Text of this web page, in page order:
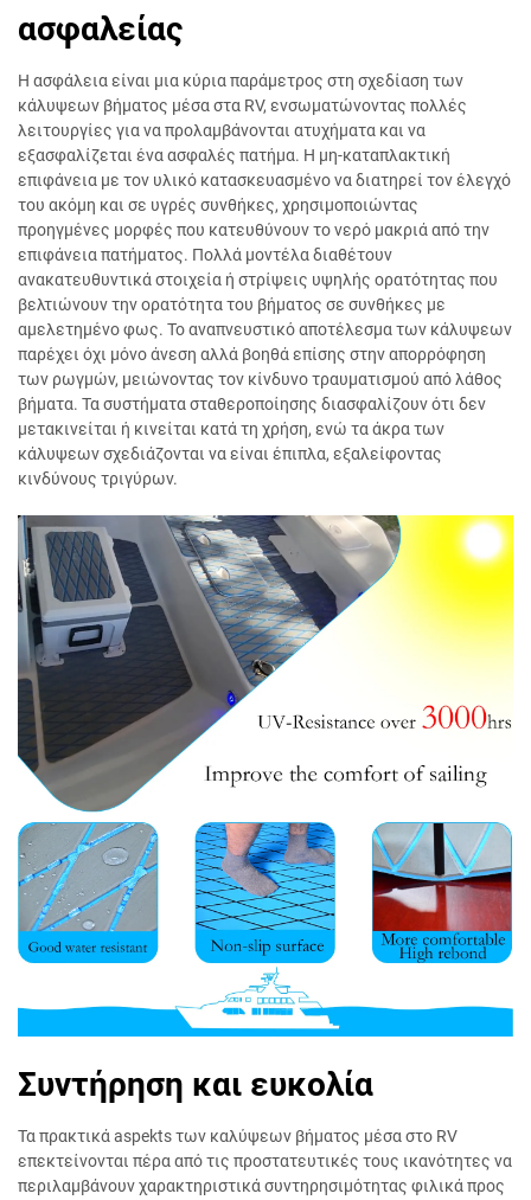
ασφαλείας
Η ασφάλεια είναι μια κύρια παράμετρος στη σχεδίαση των
κάλυψεων βήματος μέσα στα RV, ενσωματώνοντας πολλές
λειτουργίες για να προλαμβάνονται ατυχήματα και να
εξασφαλίζεται ένα ασφαλές πατήμα. Η μη-καταπλακτική
επιφάνεια με τον υλικό κατασκευασμένο να διατηρεί τον έλεγχό
του ακόμη και σε υγρές συνθήκες, χρησιμοποιώντας
προηγμένες μορφές που κατευθύνουν το νερό μακριά από την
επιφάνεια πατήματος. Πολλά μοντέλα διαθέτουν
ανακατευθυντικά στοιχεία ή στρίψεις υψηλής ορατότητας που
βελτιώνουν την ορατότητα του βήματος σε συνθήκες με
αμελετημένο φως. Το αναπνευστικό αποτέλεσμα των κάλυψεων
παρέχει όχι μόνο άνεση αλλά βοηθά επίσης στην απορρόφηση
των ρωγμών, μειώνοντας τον κίνδυνο τραυματισμού από λάθος
βήματα. Τα συστήματα σταθεροποίησης διασφαλίζουν ότι δεν
μετακινείται ή κινείται κατά τη χρήση, ενώ τα άκρα των
κάλυψεων σχεδιάζονται να είναι έπιπλα, εξαλείφοντας
κινδύνους τριγύρων.
Συντήρηση και ευκολία
Τα πρακτικά aspekts των καλύψεων βήματος μέσα στο RV
επεκτείνονται πέρα από τις προστατευτικές τους ικανότητες να
περιλαμβάνουν χαρακτηριστικά συντηρησιμότητας φιλικά προς